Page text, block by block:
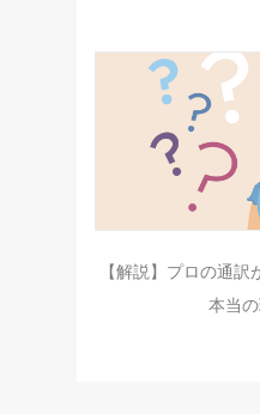
【解説】プロの通
本当